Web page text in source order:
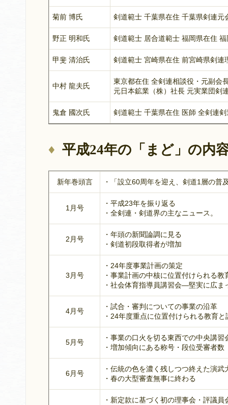
菊前 博氏 剣道範士 千葉県在住 千葉県剣連元
野正 明和氏 剣道範士 居合道範士 福岡県在住
甲斐 清治氏 剣道範士 宮崎県在住 前宮崎県剣連
中村 龍夫氏
東京都在住 全剣連相談役・元副会
元日本鉱業（株）社長 元実業団剣
鬼倉 國次氏 剣道範士 千葉県在住 医師 全剣連
平成24年の「まど」の内
新年巻頭言 ・「設立60周年を迎え、剣道1層の普
1月号
・平成23年を振り返る
・全剣連・剣道界の主なニュース。
2月号
・年頭の新聞論調に見る
・剣道初段取得者が増加
3月号
・24年度事業計画の策定
・事業計画の中核に位置付けられる教
・社会体育指導員講習会―堅実に広ま
4月号
・試合・審判についての事業の沿革
・24年度重点に位置付けられる教育と
5月号
・事業の口火を切る東西での中央講習
・増加傾向にある称号・段位受審者数
6月号
・伝統の色を濃く残しつつ終えた演武
・春の大型審査無事に終わる
・新定款に基づく初の理事会・評議員